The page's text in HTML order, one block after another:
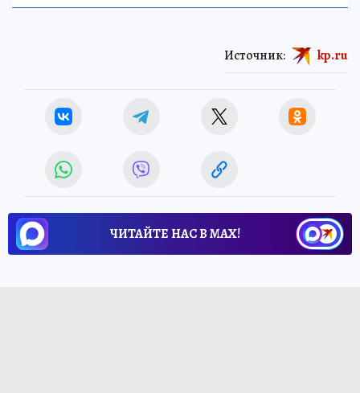
Источник: kp.ru
ЧИТАЙТЕ НАС В МАХ!